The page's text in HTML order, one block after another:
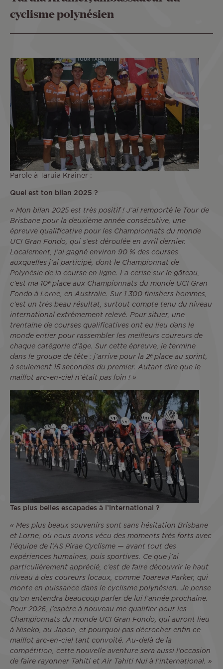
cyclisme polynésien
Parole à Taruia Krainer :
Quel est ton bilan 2025 ?
« Mon bilan 2025 est très positif ! J’ai remporté le Tour de
Brisbane pour la deuxième année consécutive, une
épreuve qualificative pour les Championnats du monde
UCI Gran Fondo, qui s’est déroulée en avril dernier.
Localement, j’ai gagné environ 90 % des courses
auxquelles j’ai participé, dont le Championnat de
Polynésie de la course en ligne. La cerise sur le gâteau,
c’est ma 10ᵉ place aux Championnats du monde UCI Gran
Fondo à Lorne, en Australie. Sur 1 300 finishers hommes,
c’est un très beau résultat, surtout compte tenu du niveau
international extrêmement relevé. Pour situer, une
trentaine de courses qualificatives ont eu lieu dans le
monde entier pour rassembler les meilleurs coureurs de
chaque catégorie d’âge. Sur cette épreuve, je termine
dans le groupe de tête : j’arrive pour la 2ᵉ place au sprint,
à seulement 15 secondes du premier. Autant dire que le
maillot arc-en-ciel n’était pas loin ! »
Tes plus belles escapades à l’international ?
« Mes plus beaux souvenirs sont sans hésitation Brisbane
et Lorne, où nous avons vécu des moments très forts avec
l’équipe de l’AS Pirae Cyclisme — avant tout des
expériences humaines, puis sportives. Ce que j’ai
particulièrement apprécié, c’est de faire découvrir le haut
niveau à des coureurs locaux, comme Toareva Parker, qui
monte en puissance dans le cyclisme polynésien. Je pense
qu’on entendra beaucoup parler de lui l’année prochaine.
Pour 2026, j’espère à nouveau me qualifier pour les
Championnats du monde UCI Gran Fondo, qui auront lieu
à Niseko, au Japon, et pourquoi pas décrocher enfin ce
maillot arc-en-ciel tant convoité. Au-delà de la
compétition, cette nouvelle aventure sera aussi l’occasion
de faire rayonner Tahiti et Air Tahiti Nui à l’international. »